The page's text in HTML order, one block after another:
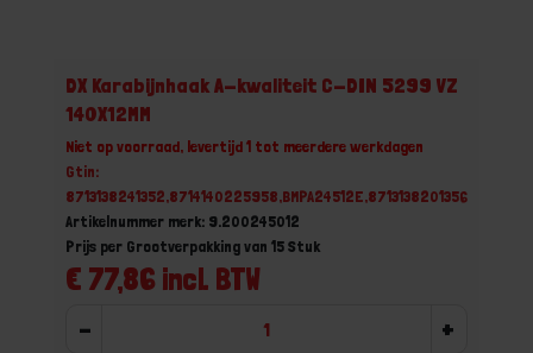
DX Karabijnhaak A-kwaliteit C-DIN 5299 VZ
140X12MM
Niet op voorraad, levertijd 1 tot meerdere werkdagen
Gtin:
8713138241352,8714140225958,BMPA24512E,8713138201356
Artikelnummer merk: 9.200245012
€ 77,86 incl. BTW
Prijs per Grootverpakking van 15 Stuk
- +